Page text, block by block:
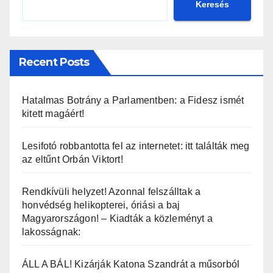
Keresés
Recent Posts
Hatalmas Botrány a Parlamentben: a Fidesz ismét
kitett magáért!
Lesifotó robbantotta fel az internetet: itt találták meg
az eltűnt Orbán Viktort!
Rendkívüli helyzet! Azonnal felszálltak a
honvédség helikopterei, óriási a baj
Magyarországon! – Kiadták a közleményt a
lakosságnak:
ÁLL A BÁL! Kizárják Katona Szandrát a műsorból